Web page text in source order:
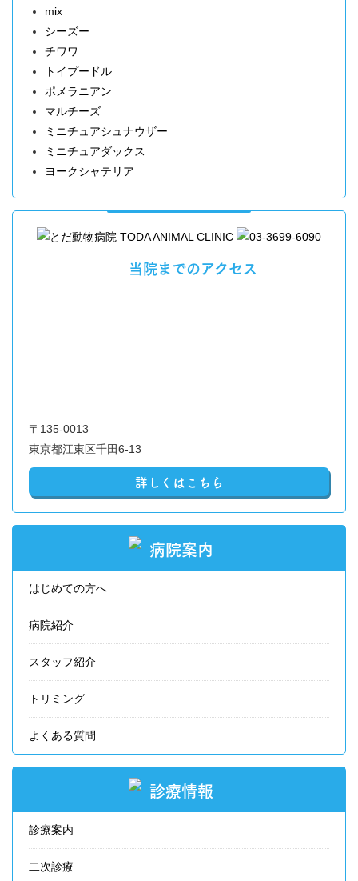
mix
シーズー
チワワ
トイプードル
ポメラニアン
マルチーズ
ミニチュアシュナウザー
ミニチュアダックス
ヨークシャテリア
当院までのアクセス
〒135-0013
東京都江東区千田6-13
詳しくはこちら
病院案内
はじめての方へ
病院紹介
スタッフ紹介
トリミング
よくある質問
診療情報
診療案内
二次診療